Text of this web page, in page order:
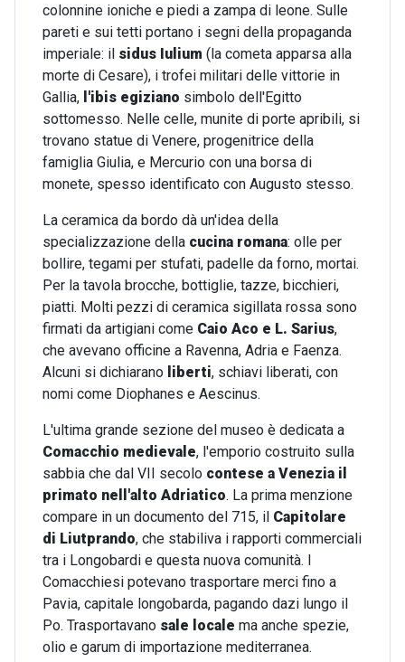
colonnine ioniche e piedi a zampa di leone. Sulle
pareti e sui tetti portano i segni della propaganda
imperiale: il sidus Iulium (la cometa apparsa alla
morte di Cesare), i trofei militari delle vittorie in
Gallia, l'ibis egiziano simbolo dell'Egitto
sottomesso. Nelle celle, munite di porte apribili, si
trovano statue di Venere, progenitrice della
famiglia Giulia, e Mercurio con una borsa di
monete, spesso identificato con Augusto stesso.
La ceramica da bordo dà un'idea della
specializzazione della cucina romana: olle per
bollire, tegami per stufati, padelle da forno, mortai.
Per la tavola brocche, bottiglie, tazze, bicchieri,
piatti. Molti pezzi di ceramica sigillata rossa sono
firmati da artigiani come Caio Aco e L. Sarius,
che avevano officine a Ravenna, Adria e Faenza.
Alcuni si dichiarano liberti, schiavi liberati, con
nomi come Diophanes e Aescinus.
L'ultima grande sezione del museo è dedicata a
Comacchio medievale, l'emporio costruito sulla
sabbia che dal VII secolo contese a Venezia il
primato nell'alto Adriatico. La prima menzione
compare in un documento del 715, il Capitolare
di Liutprando, che stabiliva i rapporti commerciali
tra i Longobardi e questa nuova comunità. I
Comacchiesi potevano trasportare merci fino a
Pavia, capitale longobarda, pagando dazi lungo il
Po. Trasportavano sale locale ma anche spezie,
olio e garum di importazione mediterranea.